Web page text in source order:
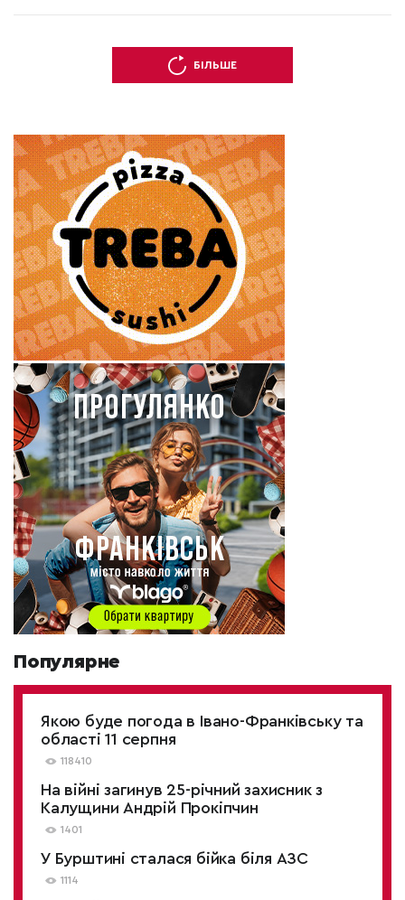
БІЛЬШЕ
Популярне
Якою буде погода в Івано-Франківську та
області 11 серпня
118410
На війні загинув 25-річний захисник з
Калущини Андрій Прокіпчин
1401
У Бурштині сталася бійка біля АЗС
1114